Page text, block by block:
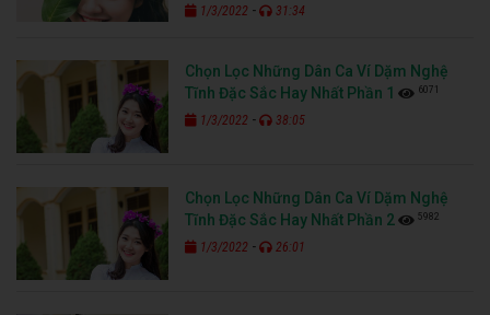
1/3/2022 - 31:34
Chọn Lọc Những Dân Ca Ví Dặm Nghệ
Tĩnh Đặc Sắc Hay Nhất Phần 1
6071
1/3/2022 - 38:05
Chọn Lọc Những Dân Ca Ví Dặm Nghệ
Tĩnh Đặc Sắc Hay Nhất Phần 2
5982
1/3/2022 - 26:01